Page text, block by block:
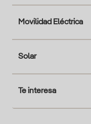
Movilidad Eléctrica
Solar
Te interesa